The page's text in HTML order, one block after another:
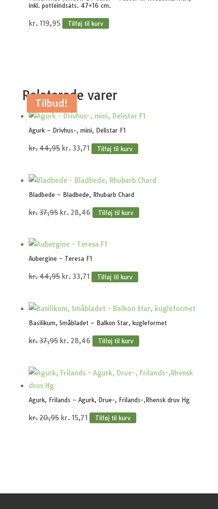
inkl. potteindsats. 47×16 cm.
kr. 119,95 Tilføj til kurv
Relaterede varer
Tilbud!
Agurk – Drivhus-, mini, Delistar F1
kr.44,95 Den
var:
kr.44,95.
kr. 33,71Den
er:
kr.33,71.
Tilføj til kurv
Tilbud!
Bladbede – Bladbede, Rhubarb Chard
kr.37,95 Den
var:
kr.37,95.
kr. 28,46Den
kr.28,46.
Tilføj til kurv
Tilbud!
Aubergine – Teresa F1
kr.44,95 Den
var:
kr.44,95.
kr. 33,71Den
kr.33,71.
Tilføj til kurv
Tilbud!
Basilikum, Småbladet – Balkon Star, kugleformet
kr.37,95 Den
var:
kr. 28,46Den
er:
Tilføj til kurv
Tilbud!
Agurk, Frilands – Agurk, Drue-, Frilands-,Rhensk druv Hg
kr.20,95 Den
kr. 15,71DenTilføj til kurv